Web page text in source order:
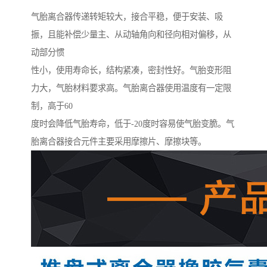
气胎离合器传递转矩较大，接合平稳，便于安装、吸
振，且能补偿少量主、从动轴角向和径向相对偏移，从
动部分惯
性小，使用寿命长，结构紧凑，密封性好。气胎变形阻
力大，气胎材料要求高。气胎离合器使用温度有一定限
制，高于60
度时会降低气胎寿命，低于-20度时容易使气胎变脆。气
胎离合器接合元件主要采用摩擦片、摩擦块等。